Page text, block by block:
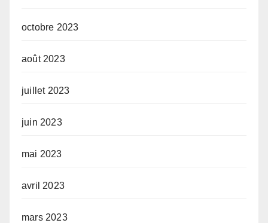
octobre 2023
août 2023
juillet 2023
juin 2023
mai 2023
avril 2023
mars 2023